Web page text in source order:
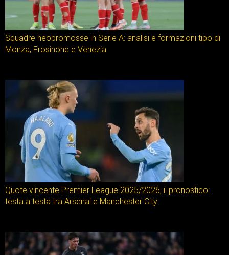
Squadre neopromosse in Serie A: analisi e formazioni tipo di
Monza, Frosinone e Venezia
Quote vincente Premier League 2025/2026, il pronostico:
testa a testa tra Arsenal e Manchester City